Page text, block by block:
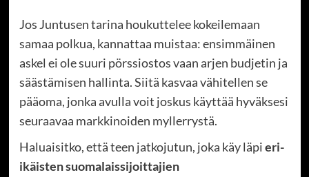
Jos Juntusen tarina houkuttelee kokeilemaan
samaa polkua, kannattaa muistaa: ensimmäinen
askel ei ole suuri pörssiostos vaan arjen budjetin ja
säästämisen hallinta. Siitä kasvaa vähitellen se
pääoma, jonka avulla voit joskus käyttää hyväksesi
seuraavaa markkinoiden myllerrystä.
Haluaisitko, että teen jatkojutun, joka käy läpieri-
ikäisten suomalaissijoittajien